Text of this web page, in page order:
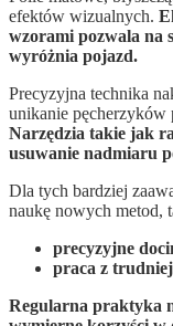
efektów wizualnych.
wzorami pozwala na
wyróżnia pojazd.
Precyzyjna technika
unikanie pęcherzyków
Narzędzia takie jak
usuwanie nadmiaru
Dla tych bardziej
naukę nowych metod,
precyzyjne
praca z
Regularna praktyka